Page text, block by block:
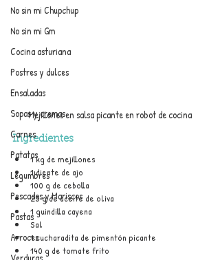
No sin mi Chupchup
No sin mi Gm
Cocina asturiana
Postres y dulces
Ensaladas
Sopas y cremas
Carnes
Patatas
Legumbres
Pescados y Mariscos
Pastas
Arroces
Mejillones en salsa picante en robot de cocina
Ingredientes
1 kg de mejillones
1 diente de ajo
100 g de cebolla
25 g de aceite de oliva
1 guindilla cayena
Sal
1 cucharadita de pimentón picante
140 g de tomate frito